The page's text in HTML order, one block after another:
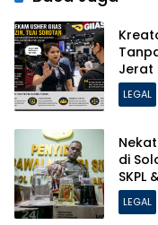
Jerat
LEGAL
di
SKPL
LEGAL